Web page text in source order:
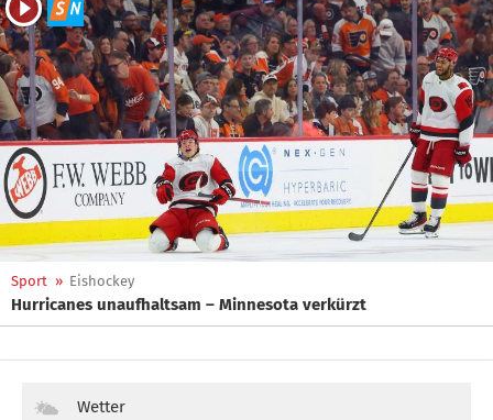
Sport » Eishockey
Hurricanes unaufhaltsam – Minnesota verkürzt
Wetter